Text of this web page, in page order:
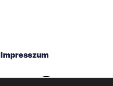
Impresszum